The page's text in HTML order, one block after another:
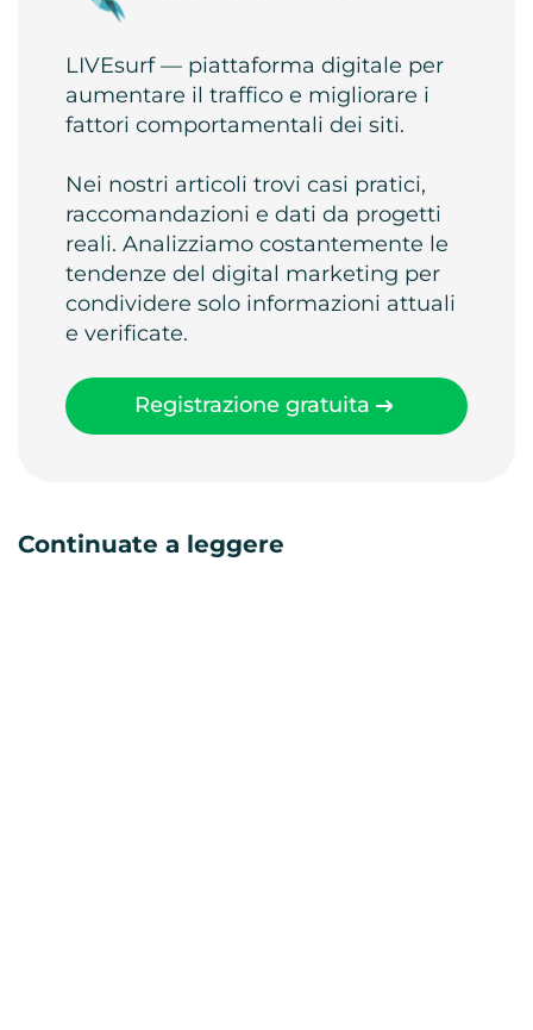
LIVEsurf — piattaforma digitale per
aumentare il traffico e migliorare i
fattori comportamentali dei siti.
Nei nostri articoli trovi casi pratici,
raccomandazioni e dati da progetti
reali. Analizziamo costantemente le
tendenze del digital marketing per
condividere solo informazioni attuali
e verificate.
Registrazione gratuita
Continuate a leggere